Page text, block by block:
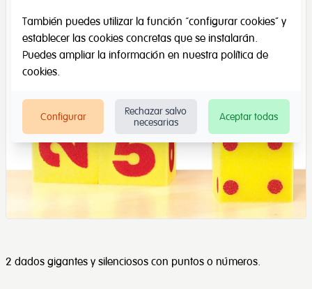
2 dados gigantes y silenciosos con puntos o números.
También puedes utilizar la función “configurar cookies” y
establecer las cookies concretas que se instalarán.
Puedes ampliar la información en nuestra política de
cookies.
Configurar
Rechazar salvo
necesarias
Aceptar todas